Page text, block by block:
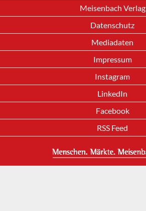
Meisenbach Verlag
Datenschutz
Mediadaten
Impressum
Instagram
LinkedIn
Facebook
RSS Feed